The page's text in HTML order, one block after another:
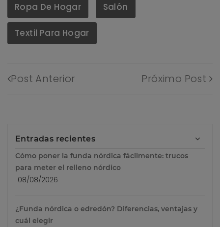
Ropa De Hogar Salón
Textil Para Hogar
Post Anterior Próximo Post
Entradas recientes
Cómo poner la funda nórdica fácilmente: trucos
para meter el relleno nórdico
08/08/2026
¿Funda nórdica o edredón? Diferencias, ventajas y
cuál elegir